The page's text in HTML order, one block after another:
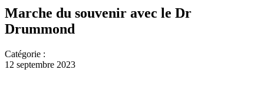
Marche du souvenir avec le Dr
Drummond
Catégorie :
12 septembre 2023